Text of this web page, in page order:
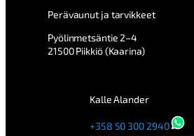
Perävaunut ja tarvikkeet
Pyölinmetsäntie 2–4
21500 Piikkiö (Kaarina)
Kalle Alander
+358 50 300 2940